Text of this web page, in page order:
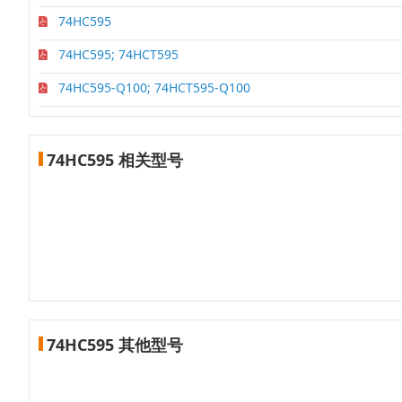
74HC595
74HC595; 74HCT595
74HC595-Q100; 74HCT595-Q100
74HC595 相关型号
74HC595 其他型号